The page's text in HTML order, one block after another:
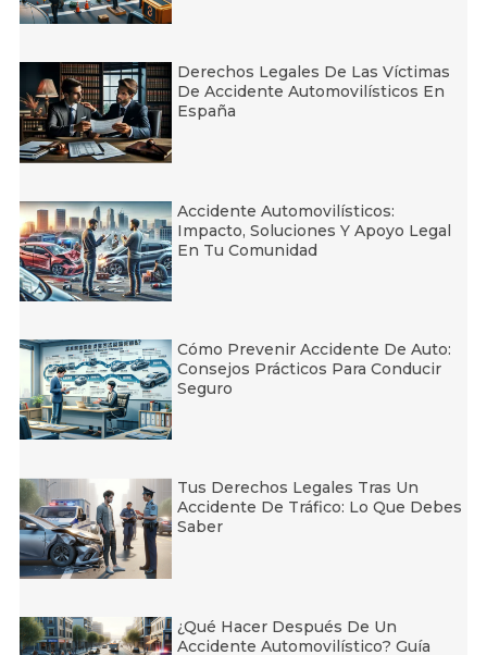
Derechos Legales De Las Víctimas
De Accidente Automovilísticos En
España
Accidente Automovilísticos:
Impacto, Soluciones Y Apoyo Legal
En Tu Comunidad
Cómo Prevenir Accidente De Auto:
Consejos Prácticos Para Conducir
Seguro
Tus Derechos Legales Tras Un
Accidente De Tráfico: Lo Que Debes
Saber
¿Qué Hacer Después De Un
Accidente Automovilístico? Guía